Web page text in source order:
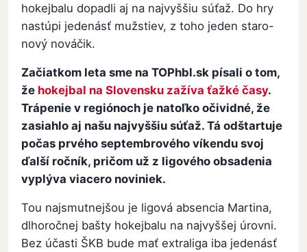
hokejbalu dopadli aj na najvyššiu súťaž. Do hry
nastúpi jedenásť mužstiev, z toho jeden staro-
nový nováčik.
Začiatkom leta sme na TOPhbl.sk písali o tom,
že hokejbal na Slovensku zažíva ťažké časy.
Trápenie v regiónoch je natoľko očividné, že
zasiahlo aj našu najvyššiu súťaž. Tá odštartuje
počas prvého septembrového víkendu svoj
ďalší ročník, pričom už z ligového obsadenia
vyplýva viacero noviniek.
Tou najsmutnejšou je ligová absencia Martina,
dlhoročnej bašty hokejbalu na najvyššej úrovni.
Bez účasti ŠKB bude mať extraliga iba jedenásť